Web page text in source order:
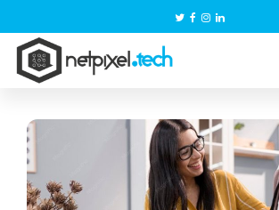
para